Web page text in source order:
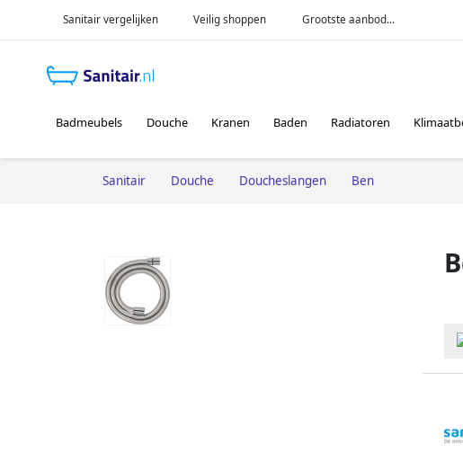
Sanitair vergelijken Veilig shoppen Grootste aanbod...
Badmeubels Douche Kranen Baden Radiatoren
Sanitair Douche Doucheslangen Ben